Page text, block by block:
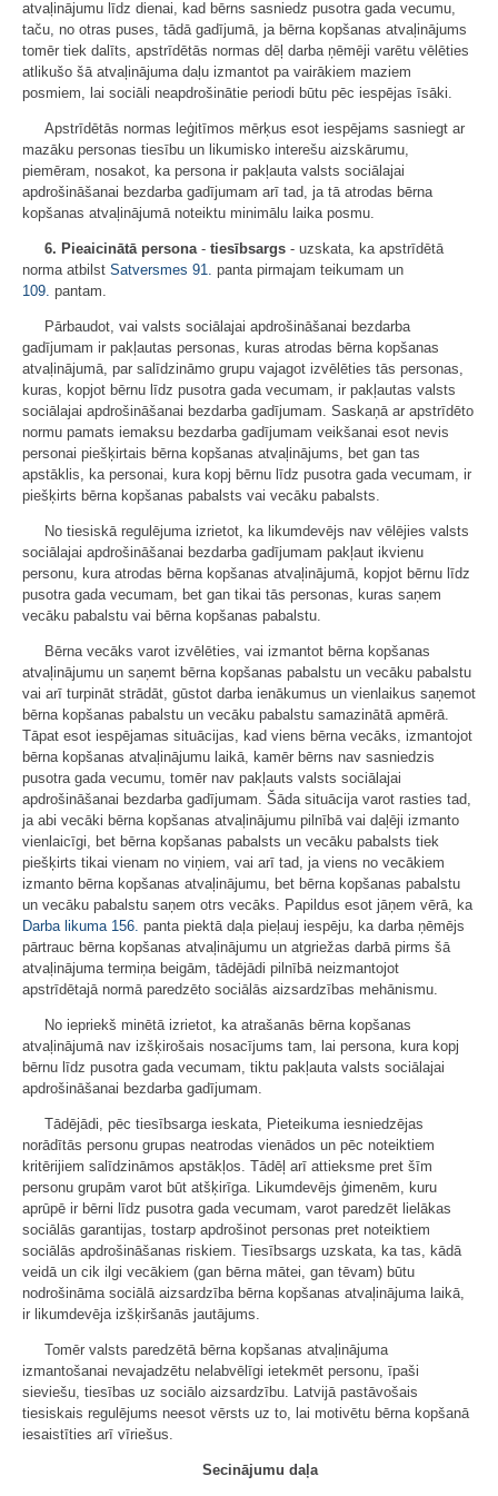
atvaļinājumu līdz dienai, kad bērns sasniedz pusotra gada vecumu,
taču, no otras puses, tādā gadījumā, ja bērna kopšanas atvaļinājums
tomēr tiek dalīts, apstrīdētās normas dēļ darba ņēmēji varētu vēlēties
atlikušo šā atvaļinājuma daļu izmantot pa vairākiem maziem
posmiem, lai sociāli neapdrošinātie periodi būtu pēc iespējas īsāki.
Apstrīdētās normas leģitīmos mērķus esot iespējams sasniegt ar
mazāku personas tiesību un likumisko interešu aizskārumu,
piemēram, nosakot, ka persona ir pakļauta valsts sociālajai
apdrošināšanai bezdarba gadījumam arī tad, ja tā atrodas bērna
kopšanas atvaļinājumā noteiktu minimālu laika posmu.
6. Pieaicinātā persona- tiesībsargs - uzskata, ka apstrīdētā
norma atbilst Satversmes 91. panta pirmajam teikumam un
109. pantam.
Pārbaudot, vai valsts sociālajai apdrošināšanai bezdarba
gadījumam ir pakļautas personas, kuras atrodas bērna kopšanas
atvaļinājumā, par salīdzināmo grupu vajagot izvēlēties tās personas,
kuras, kopjot bērnu līdz pusotra gada vecumam, ir pakļautas valsts
sociālajai apdrošināšanai bezdarba gadījumam. Saskaņā ar apstrīdēto
normu pamats iemaksu bezdarba gadījumam veikšanai esot nevis
personai piešķirtais bērna kopšanas atvaļinājums, bet gan tas
apstāklis, ka personai, kura kopj bērnu līdz pusotra gada vecumam, ir
piešķirts bērna kopšanas pabalsts vai vecāku pabalsts.
No tiesiskā regulējuma izrietot, ka likumdevējs nav vēlējies valsts
sociālajai apdrošināšanai bezdarba gadījumam pakļaut ikvienu
personu, kura atrodas bērna kopšanas atvaļinājumā, kopjot bērnu līdz
pusotra gada vecumam, bet gan tikai tās personas, kuras saņem
vecāku pabalstu vai bērna kopšanas pabalstu.
Bērna vecāks varot izvēlēties, vai izmantot bērna kopšanas
atvaļinājumu un saņemt bērna kopšanas pabalstu un vecāku pabalstu
vai arī turpināt strādāt, gūstot darba ienākumus un vienlaikus saņemot
bērna kopšanas pabalstu un vecāku pabalstu samazinātā apmērā.
Tāpat esot iespējamas situācijas, kad viens bērna vecāks, izmantojot
bērna kopšanas atvaļinājumu laikā, kamēr bērns nav sasniedzis
pusotra gada vecumu, tomēr nav pakļauts valsts sociālajai
apdrošināšanai bezdarba gadījumam. Šāda situācija varot rasties tad,
ja abi vecāki bērna kopšanas atvaļinājumu pilnībā vai daļēji izmanto
vienlaicīgi, bet bērna kopšanas pabalsts un vecāku pabalsts tiek
piešķirts tikai vienam no viņiem, vai arī tad, ja viens no vecākiem
izmanto bērna kopšanas atvaļinājumu, bet bērna kopšanas pabalstu
un vecāku pabalstu saņem otrs vecāks. Papildus esot jāņem vērā, ka
Darba likuma 156. panta piektā daļa pieļauj iespēju, ka darba ņēmējs
pārtrauc bērna kopšanas atvaļinājumu un atgriežas darbā pirms šā
atvaļinājuma termiņa beigām, tādējādi pilnībā neizmantojot
apstrīdētajā normā paredzēto sociālās aizsardzības mehānismu.
No iepriekš minētā izrietot, ka atrašanās bērna kopšanas
atvaļinājumā nav izšķirošais nosacījums tam, lai persona, kura kopj
bērnu līdz pusotra gada vecumam, tiktu pakļauta valsts sociālajai
apdrošināšanai bezdarba gadījumam.
Tādējādi, pēc tiesībsarga ieskata, Pieteikuma iesniedzējas
norādītās personu grupas neatrodas vienādos un pēc noteiktiem
kritērijiem salīdzināmos apstākļos. Tādēļ arī attieksme pret šīm
personu grupām varot būt atšķirīga. Likumdevējs ģimenēm, kuru
aprūpē ir bērni līdz pusotra gada vecumam, varot paredzēt lielākas
sociālās garantijas, tostarp apdrošinot personas pret noteiktiem
sociālās apdrošināšanas riskiem. Tiesībsargs uzskata, ka tas, kādā
veidā un cik ilgi vecākiem (gan bērna mātei, gan tēvam) būtu
nodrošināma sociālā aizsardzība bērna kopšanas atvaļinājuma laikā,
ir likumdevēja izšķiršanās jautājums.
Tomēr valsts paredzētā bērna kopšanas atvaļinājuma
izmantošanai nevajadzētu nelabvēlīgi ietekmēt personu, īpaši
sieviešu, tiesības uz sociālo aizsardzību. Latvijā pastāvošais
tiesiskais regulējums neesot vērsts uz to, lai motivētu bērna kopšanā
iesaistīties arī vīriešus.
Secinājumu daļa